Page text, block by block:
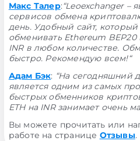
Макс Талер:“Leoexchanger –
сервисов обмена
день. Удобный сайт,
обменивать Ethereum BEP20
INR в любом количестве.
быстро. Рекомендую всем!“
Адам Бэк: “На сегодняшний
является одним из самых
быстрых обменников
ETH на INR занимает очень
Вы можете прочитать или
работе на странице Отзывы.